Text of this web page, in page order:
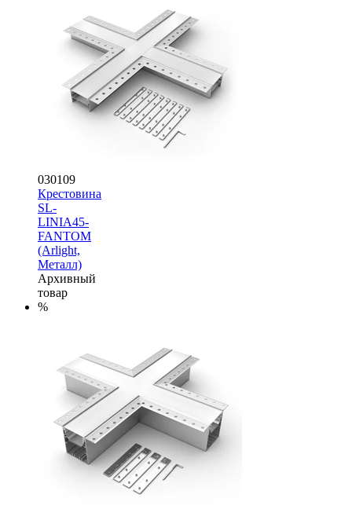
030109
Крестовина
SL-
LINIA45-
FANTOM
(Arlight,
Металл)
Архивный
товар
%